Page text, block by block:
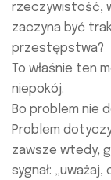
rzeczywistość,
zaczyna być
przestępstwa?
To właśnie ten
niepokój.
Bo problem nie
Problem
zawsze wtedy,
sygnał: